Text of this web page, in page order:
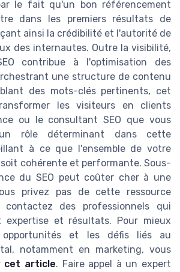
le fait qu'un bon référencement
dans les premiers résultats de
ainsi la crédibilité et l'autorité de
des internautes. Outre la visibilité,
contribue à l'optimisation des
une structure de contenu
des mots-clés pertinents, cet
les visiteurs en clients
ou le consultant SEO que vous
rôle déterminant dans cette
à ce que l'ensemble de votre
cohérente et performante. Sous-
du SEO peut coûter cher à une
privez pas de cette ressource
contactez des professionnels qui
expertise et résultats. Pour mieux
opportunités et les défis liés au
notamment en marketing, vous
cet article. Faire appel à un expert